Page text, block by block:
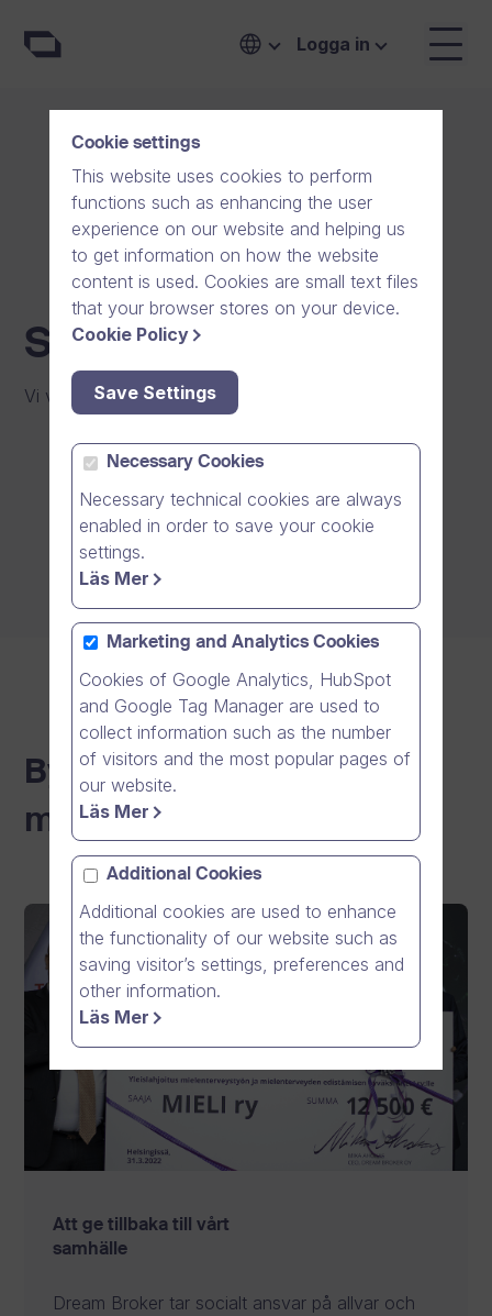
Logga in
Socialt ansvar
Vi vill ge tillbaka till samhället.
Bygga en bättre
morgondag
Att ge tillbaka till vårt
samhälle
Dream Broker tar socialt ansvar på allvar och
Cookie settings
This website uses cookies to perform
functions such as enhancing the user
experience on our website and helping us
to get information on how the website
content is used. Cookies are small text files
that your browser stores on your device.
Cookie Policy
Save Settings
Necessary Cookies
Necessary technical cookies are always
enabled in order to save your cookie
settings.
Läs Mer
Marketing and Analytics Cookies
Cookies of Google Analytics, HubSpot
and Google Tag Manager are used to
collect information such as the number
of visitors and the most popular pages of
our website.
Läs Mer
Additional Cookies
Additional cookies are used to enhance
the functionality of our website such as
saving visitor’s settings, preferences and
other information.
Läs Mer